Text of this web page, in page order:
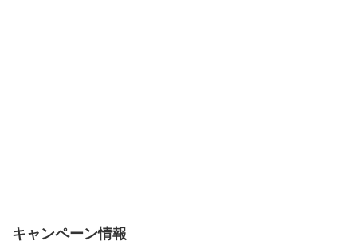
キャンペーン情報